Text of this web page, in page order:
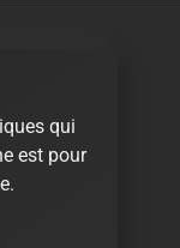
qui
est pour